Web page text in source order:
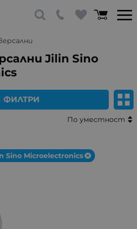
Jilin Sino
ФИЛТРИ
По уместност
Sino Microelectronics